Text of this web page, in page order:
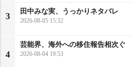
3
田中みな実、うっかりネタバレ
2026-08-05 15:32
4
芸能界、海外への移住報告相次ぐ
2026-08-04 19:53